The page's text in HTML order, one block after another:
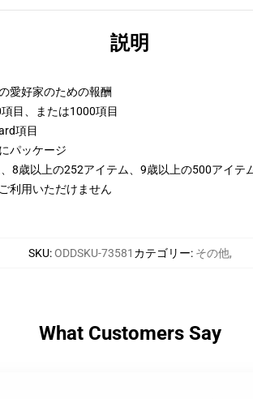
説明
愛好家のための報酬
目、または1000項目
項目
パッケージ
8歳以上の252アイテム、9歳以上の500アイテ
利用いただけません
SKU:ODDSKU-73581 カテゴリー: その他,
What Customers Say